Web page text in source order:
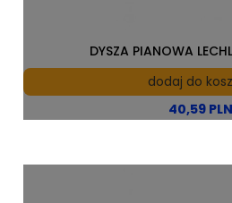
40,59 PLN
DYSZA PIANOWA
dodaj do